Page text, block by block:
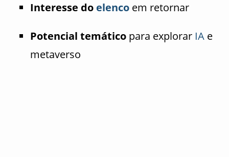
Interesse do elencoem retornar
Potencial temáticopara explorar IAe
metaverso